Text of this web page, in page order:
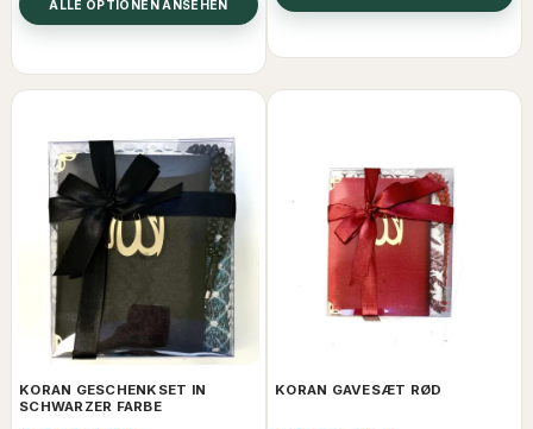
ALLE OPTIONEN ANSEHEN
KORAN GESCHENKSET IN
SCHWARZER FARBE
KORAN GAVESÆT RØD